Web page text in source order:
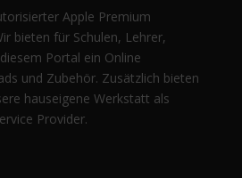
Apple Premium
bieten für Schulen, Lehrer,
Portal ein Online
und Zubehör. Zusätzlich bieten
hauseigene Werkstatt als
Provider.